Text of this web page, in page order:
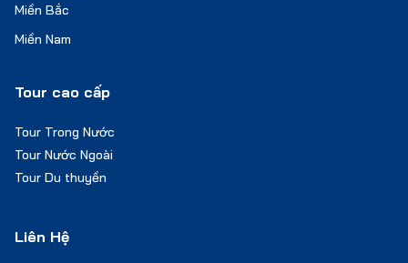
Miền Bắc
Miền Nam
Tour cao cấp
Tour Trong Nước
Tour Nước Ngoài
Tour Du thuyền
Liên Hệ